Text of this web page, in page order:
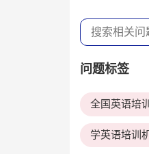
问题标签
全国英语培
学英语培训